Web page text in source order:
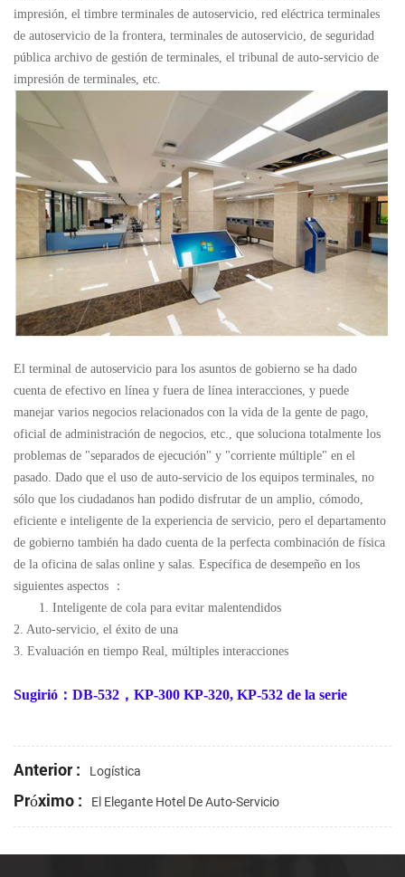
impresión, el timbre terminales de autoservicio, red eléctrica terminales
de autoservicio de la frontera, terminales de autoservicio, de seguridad
pública archivo de gestión de terminales, el tribunal de auto-servicio de
impresión de terminales, etc.
El terminal de autoservicio para los asuntos de gobierno se ha dado
cuenta de efectivo en línea y fuera de línea interacciones, y puede
manejar varios negocios relacionados con la vida de la gente de pago,
oficial de administración de negocios, etc., que soluciona totalmente los
problemas de "separados de ejecución" y "corriente múltiple" en el
pasado. Dado que el uso de auto-servicio de los equipos terminales, no
sólo que los ciudadanos han podido disfrutar de un amplio, cómodo,
eficiente e inteligente de la experiencia de servicio, pero el departamento
de gobierno también ha dado cuenta de la perfecta combinación de física
de la oficina de salas online y salas. Específica de desempeño en los
siguientes aspectos ：
1. Inteligente de cola para evitar malentendidos
2. Auto-servicio, el éxito de una
3. Evaluación en tiempo Real, múltiples interacciones
Sugirió：DB-532，KP-300 KP-320, KP-532 de la serie
Anterior : Logística
Próximo : El Elegante Hotel De Auto-Servicio